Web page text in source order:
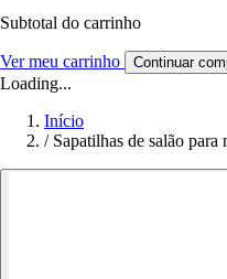
Subtotal do carrinho
Ver meu carrinho Continuar
Loading...
Início
/ Sapatilhas de salão